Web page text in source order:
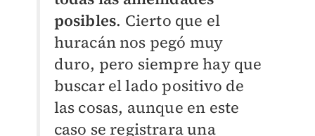
posibles. Cierto que el
huracán nos pegó muy
duro, pero siempre hay que
buscar el lado positivo de
las cosas, aunque en este
caso se registrara una